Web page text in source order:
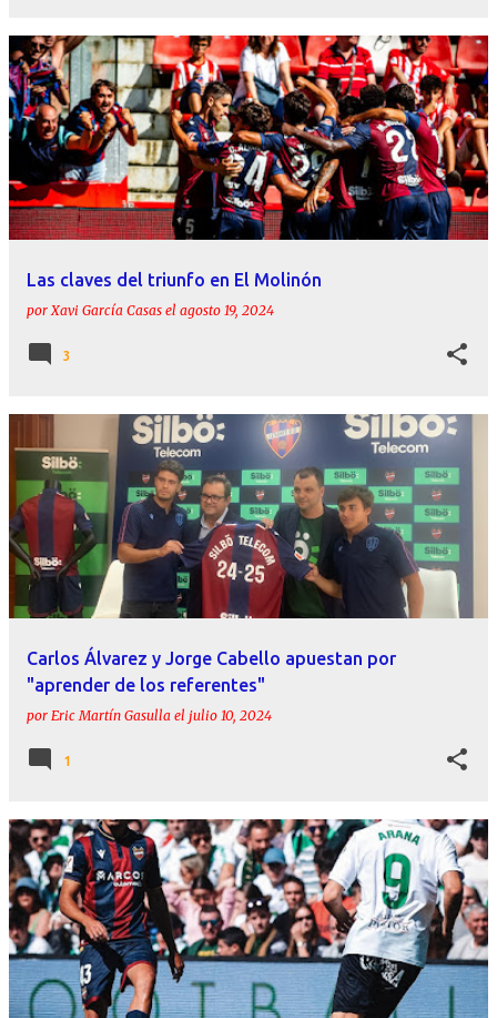
Las claves del triunfo en El Molinón
porXavi García Casas el agosto 19, 2024
3
Carlos Álvarez y Jorge Cabello apuestan por
"aprender de los referentes"
por Eric Martín Gasulla el julio 10, 2024
1